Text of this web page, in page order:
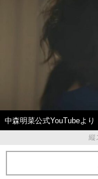
中森明菜公式YouTubeより
縦